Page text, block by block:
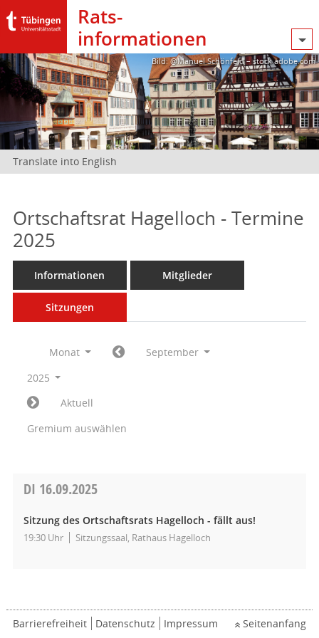
Rats­
informationen
Bild: @Manuel Schönfeld – stock.adobe.com
Translate into English
Ortschaftsrat Hagelloch - Termine
2025
Informationen Mitglieder
Sitzungen
Monat
September
2025
Aktuell
Gremium auswählen
DI 16.09.2025
Sitzung des Ortschaftsrats Hagelloch - fällt aus!
19:30 Uhr Sitzungssaal, Rathaus Hagelloch
Barrierefreiheit Datenschutz Impressum Seitenanfang